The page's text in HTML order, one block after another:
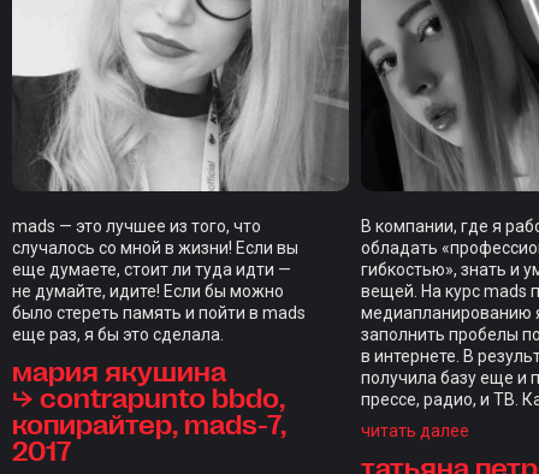
mads — это лучшее из того, что
случалось со мной в жизни! Если вы
еще думаете, стоит ли туда идти —
не думайте, идите! Если бы можно
было стереть память и пойти в mads
еще раз, я бы это сделала.
мария якушина
⮡ contrapunto bbdo,
копирайтер, mads-7,
2017
В компании, где я
обладать
гибкостью», знать и
вещей. На курс mads
медиапланированию
заполнить пробелы
в интернете. В
получила базу еще и
прессе, радио, и ТВ.
индивидуальным
каждого студента,
читать далее
татьяна